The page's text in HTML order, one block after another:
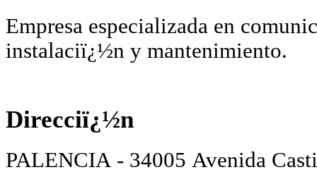
Empresa especializada en
instalaciï¿½n y mantenimiento.
Direcciï¿½n
PALENCIA - 34005 Avenida